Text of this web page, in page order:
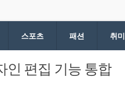
스포츠 패션 취미
인 편집 기능 통합